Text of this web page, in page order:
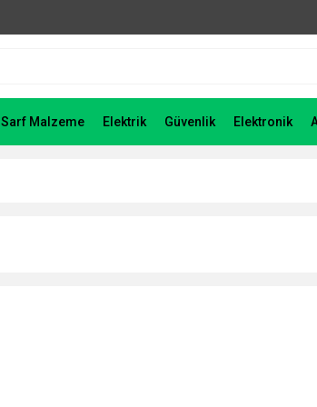
Sarf Malzeme Elektrik Güvenlik Elektronik